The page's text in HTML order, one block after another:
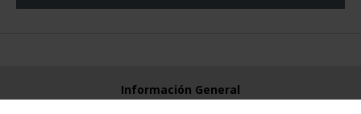
Información General